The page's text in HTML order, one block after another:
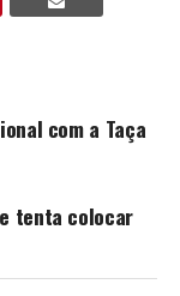
com a Taça
tenta colocar